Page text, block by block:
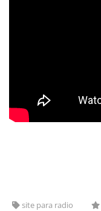
site para radio